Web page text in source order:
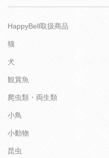
HappyBell取扱商品
猫
犬
観賞魚
爬虫類・両生類
小鳥
小動物
昆虫